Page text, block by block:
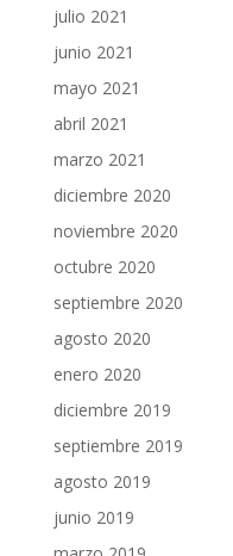
julio 2021
junio 2021
mayo 2021
abril 2021
marzo 2021
diciembre 2020
noviembre 2020
octubre 2020
septiembre 2020
agosto 2020
enero 2020
diciembre 2019
septiembre 2019
agosto 2019
junio 2019